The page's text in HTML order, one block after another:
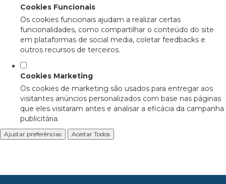
Cookies Funcionais
Os cookies funcionais ajudam a realizar certas
funcionalidades, como compartilhar o conteúdo do site
em plataformas de social media, coletar feedbacks e
outros recursos de terceiros.
Cookies Marketing
Os cookies de marketing são usados para entregar aos
visitantes anúncios personalizados com base nas páginas
que eles visitaram antes e analisar a eficácia da campanha
publicitária.
Ajustar preferências Aceitar Todos